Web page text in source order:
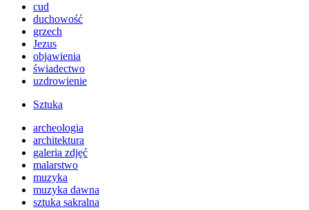
cud
duchowość
grzech
Jezus
objawienia
świadectwo
uzdrowienie
Sztuka
archeologia
architektura
galeria zdjęć
malarstwo
muzyka
muzyka dawna
sztuka sakralna